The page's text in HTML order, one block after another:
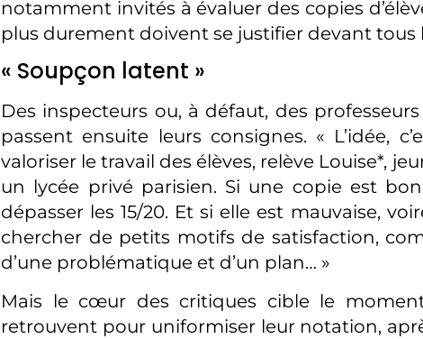
notamment invités à évaluer des copies
plus durement doivent se justifier devant tous
« Soupçon latent »
Des inspecteurs ou, à défaut, des
passent ensuite leurs consignes. « L’idée,
valoriser le travail des élèves, relève Louise*,
un lycée privé parisien. Si une copie est
dépasser les 15/20. Et si elle est mauvaise,
chercher de petits motifs de satisfaction,
d’une problématique et d’un plan… »
Mais le cœur des critiques cible le
retrouvent pour uniformiser leur notation,